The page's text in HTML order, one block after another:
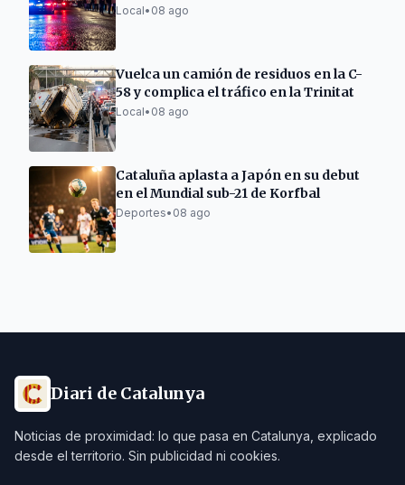
Tarragona
Local• 08 ago
Vuelca un camión de residuos en la C-
58 y complica el tráfico en la Trinitat
Local• 08 ago
Cataluña aplasta a Japón en su debut
en el Mundial sub-21 de Korfbal
Deportes• 08 ago
Diari de Catalunya
Noticias de proximidad: lo que pasa en Catalunya, explicado
desde el territorio. Sin publicidad ni cookies.